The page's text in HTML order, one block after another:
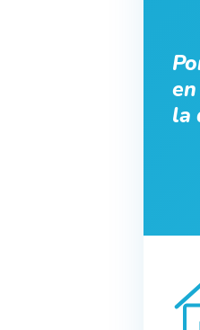
la